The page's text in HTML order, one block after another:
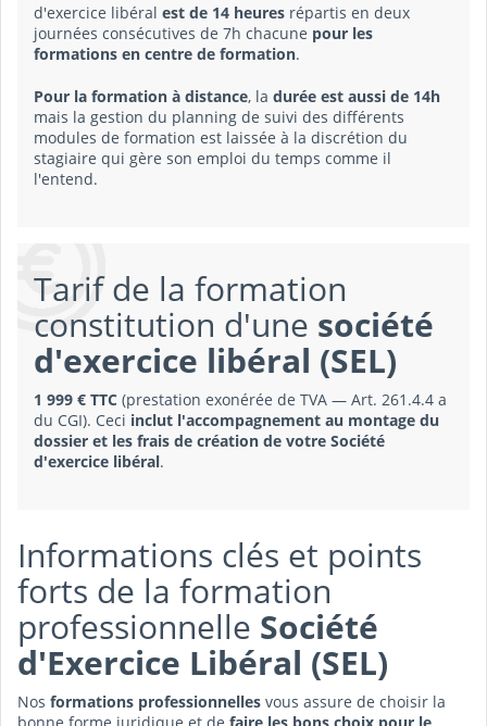
d'exercice libéral est de 14 heures répartis en deux
journées consécutives de 7h chacune pour les
formations en centre de formation.
Pour la formation à distance, la durée est aussi de 14h
mais la gestion du planning de suivi des différents
modules de formation est laissée à la discrétion du
stagiaire qui gère son emploi du temps comme il
l'entend.
Tarif de la formation
constitution d'une société
d'exercice libéral (SEL)
1 999 € TTC (prestation exonérée de TVA — Art. 261.4.4 a
du CGI). Ceci inclut l'accompagnement au montage du
dossier et les frais de création de votre Société
d'exercice libéral.
Informations clés et points
forts de la formation
professionnelle Société
d'Exercice Libéral (SEL)
Nos formations professionnelles vous assure de choisir la